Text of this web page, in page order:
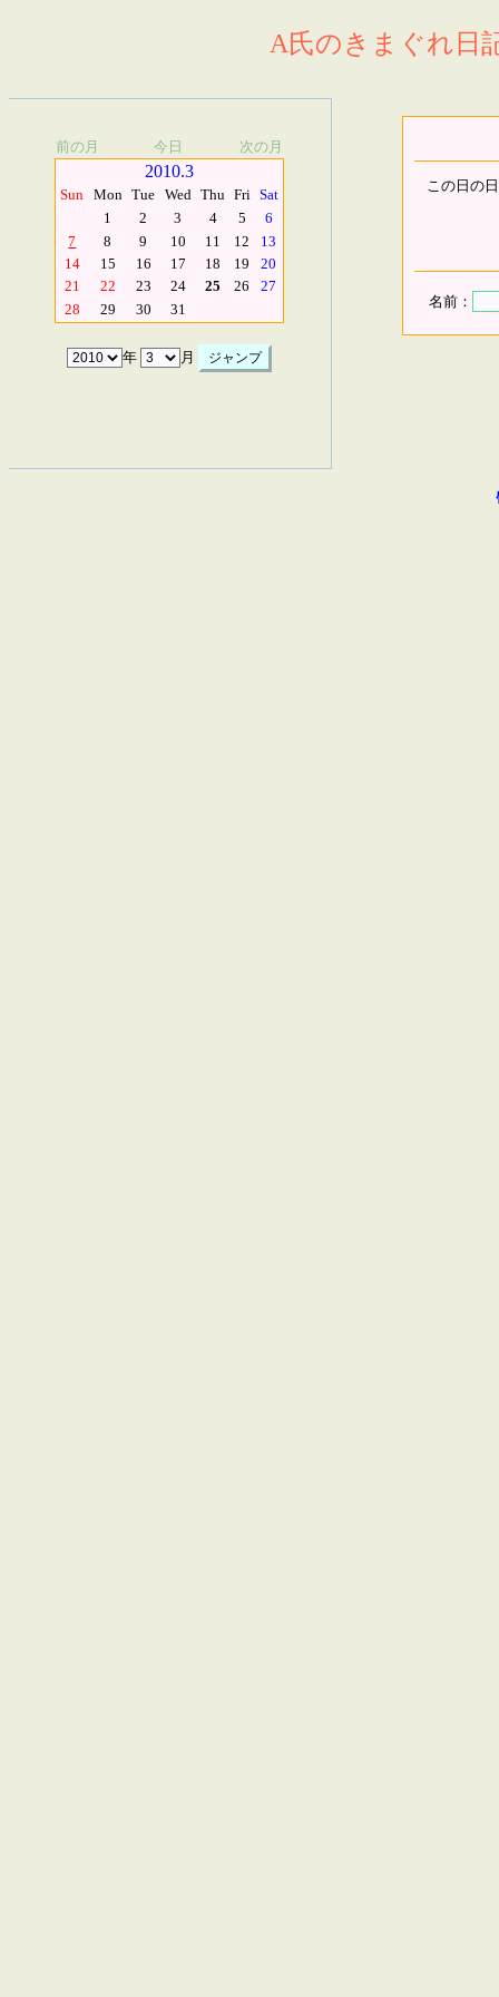
A氏のきまぐれ日
前の月 今日 次の月
2010.3
Sun Mon Tue Wed Thu Fri Sat
1
2 3 4 5
6
7
8 9 10 11 12
13
14
15 16 17 18 19
20
21
22 23 24 25 26
27
28
29 30 31
年 月
この日の
名前：